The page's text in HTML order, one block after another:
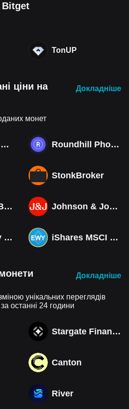
Bitget
TonUP
ціни на
Докладніше
монет
Tema Photonics & Optical ETF Roundhill Photonics & Optics ETF
StonkBroker
South Korea Bull 3X ETF Tokenized bStocks Johnson & Johnson (Derivatives)
Direxion Daily MSCI South Korea Bull 3X ETF (Derivatives) iShares MSCI South Korea ETF Tokenized bStocks
Докладніше
унікальних переглядів
останні 24 години
Stargate Finance
Canton
River